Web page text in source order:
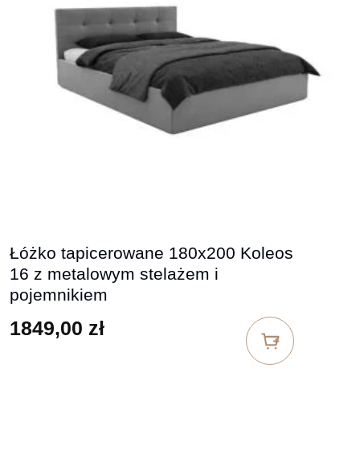
Łóżko tapicerowane 180x200 Koleos
16 z metalowym stelażem i
pojemnikiem
1849,00 zł